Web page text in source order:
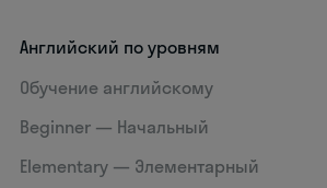
Английский по уровням
Обучение английскому
Beginner — Начальный
Elementary — Элементарный